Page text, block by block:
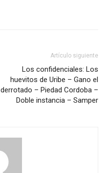
Artículo siguiente
Los confidenciales: Los
huevitos de Uribe – Gano el
derrotado – Piedad Cordoba –
Doble instancia – Samper